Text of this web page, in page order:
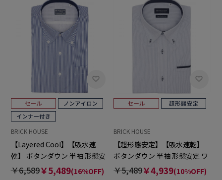
BRICK HOUSE
【Layered Cool】【吸水速
乾】 ボタンダウン 半袖 形態安
定 ワイシャツ
￥6,589￥5,489(16%OFF)
BRICK HOUSE
【超形態安定】【吸水速乾】
ボタンダウン 半袖 形態安定 ワ
イシャツ
￥5,489￥4,939(10%OFF)